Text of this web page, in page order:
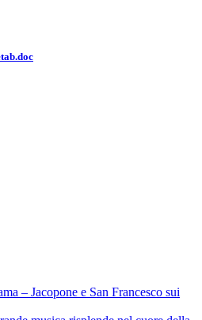
– Jacopone e San Francesco sui